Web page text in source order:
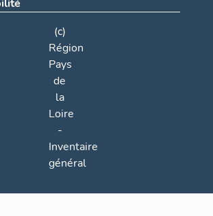
(c)
Région
Pays
de
la
Loire
-
Inventaire
général